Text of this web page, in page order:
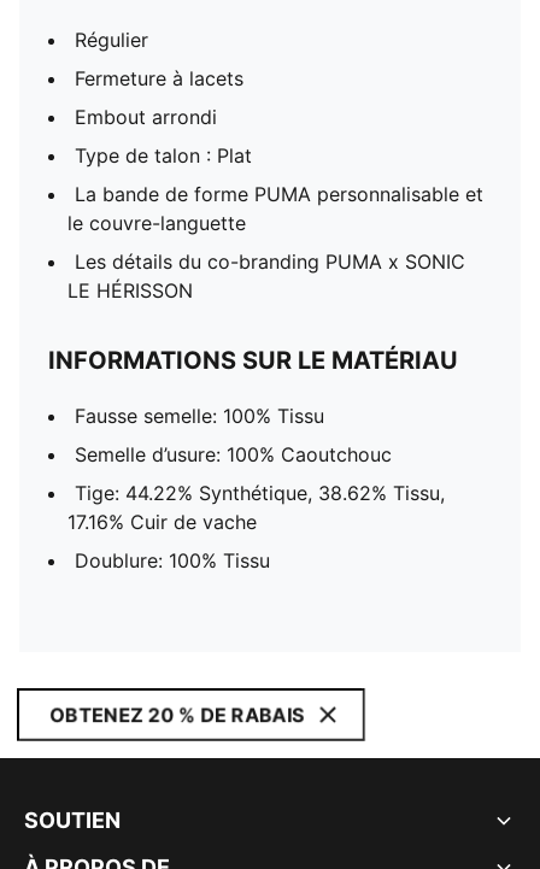
Régulier
Fermeture à lacets
Embout arrondi
Type de talon : Plat
La bande de forme PUMA personnalisable et
le couvre-languette
Les détails du co-branding PUMA x SONIC
LE HÉRISSON
INFORMATIONS SUR LE MATÉRIAU
Fausse semelle: 100% Tissu
Semelle d’usure: 100% Caoutchouc
Tige: 44.22% Synthétique, 38.62% Tissu,
17.16% Cuir de vache
Doublure: 100% Tissu
OBTENEZ 20 % DE RABAIS
SOUTIEN